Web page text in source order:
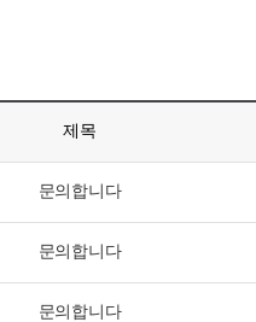
제목
문의합니다
문의합니다
문의합니다